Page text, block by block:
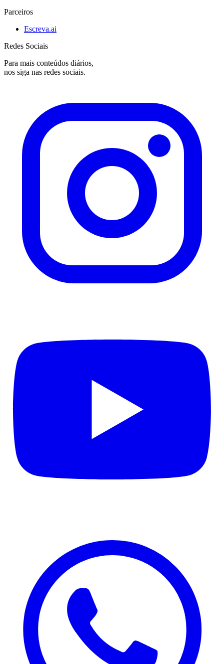
Parceiros
Escreva.ai
Redes Sociais
Para mais conteúdos diários,
nos siga nas redes sociais.